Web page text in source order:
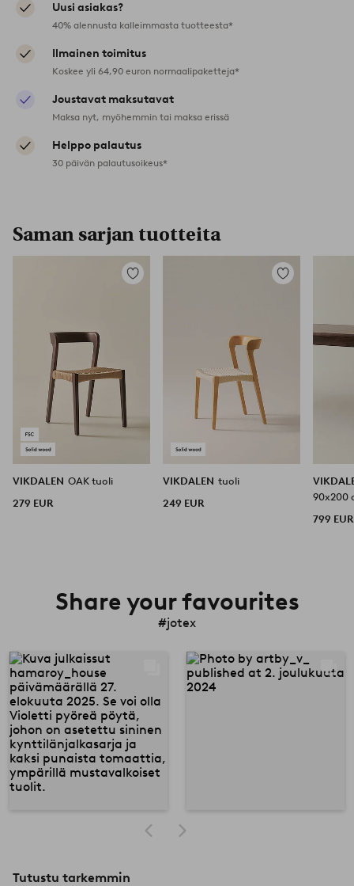
Uusi asiakas?
40% alennusta kalleimmasta tuotteesta*
Ilmainen toimitus
Koskee yli 64,90 euron normaalipaketteja*
Joustavat maksutavat
Maksa nyt, myöhemmin tai maksa erissä
Helppo palautus
30 päivän palautusoikeus*
Saman sarjan tuotteita
Lisää
VIKDALEN OAK tuoli
279 EUR
Lisää
VIKDALEN tuoli
249 EUR
90x200
799 EUR
Share your favourites
#jotex
Tutustu tarkemmin